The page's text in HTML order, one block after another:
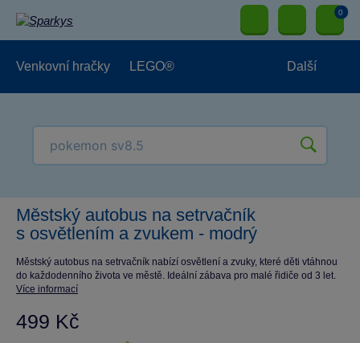
0
Venkovní hračky LEGO® Další
Městský autobus na setrvačník
s osvětlením a zvukem - modrý
Městský autobus na setrvačník nabízí osvětlení a zvuky, které děti vtáhnou
do každodenního života ve městě. Ideální zábava pro malé řidiče od 3 let.
Více informací
499 Kč